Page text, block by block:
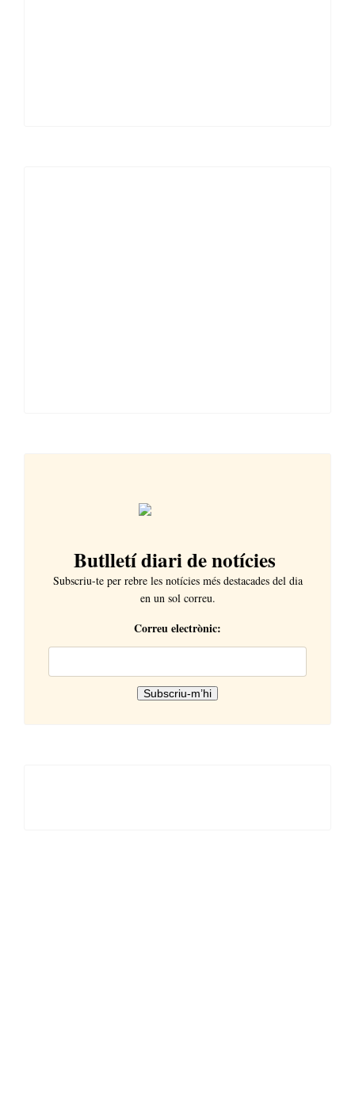
Butlletí diari de notícies
Subscriu-te per rebre les notícies més destacades del dia
en un sol correu.
Correu electrònic: